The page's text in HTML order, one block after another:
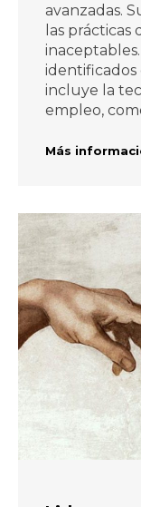
avanzadas.
las
identificados
incluye la
empleo,
Más